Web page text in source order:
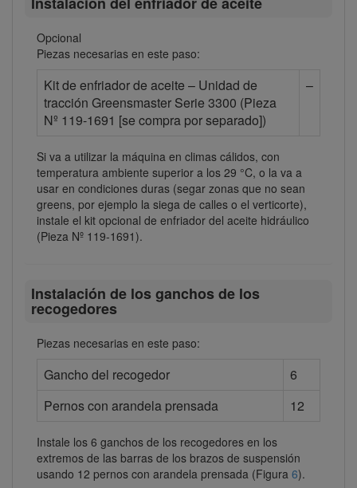
Opcional
Piezas necesarias en este paso:
Kit de enfriador de aceite – Unidad de
tracción Greensmaster Serie 3300 (Pieza
Nº 119-1691 [se compra por separado])
–
Si va a utilizar la máquina en climas cálidos, con
temperatura ambiente superior a los 29 °C, o la va a
usar en condiciones duras (segar zonas que no sean
greens, por ejemplo la siega de calles o el verticorte),
instale el kit opcional de enfriador del aceite hidráulico
(Pieza Nº 119-1691).
Instalación de los ganchos de los
recogedores
Piezas necesarias en este paso:
Gancho del recogedor
6
Pernos con arandela prensada
12
Instale los 6 ganchos de los recogedores en los
extremos de las barras de los brazos de suspensión
usando 12 pernos con arandela prensada (Figura 6).